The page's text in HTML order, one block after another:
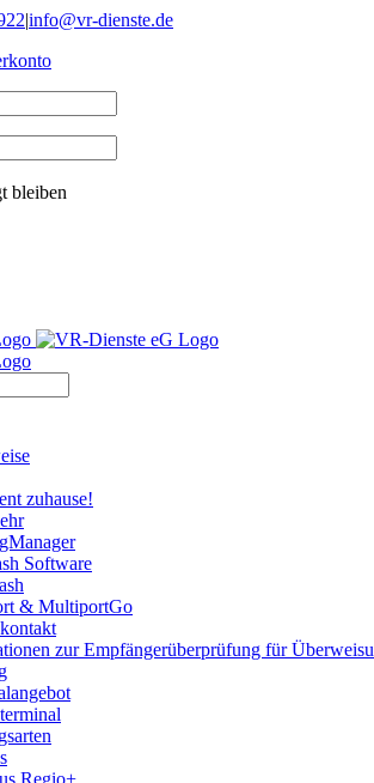
|info@vr-dienste.de
bleiben
zuhause!
Software
& MultiportGo
zur Empfängerüberprüfung für
Regio+